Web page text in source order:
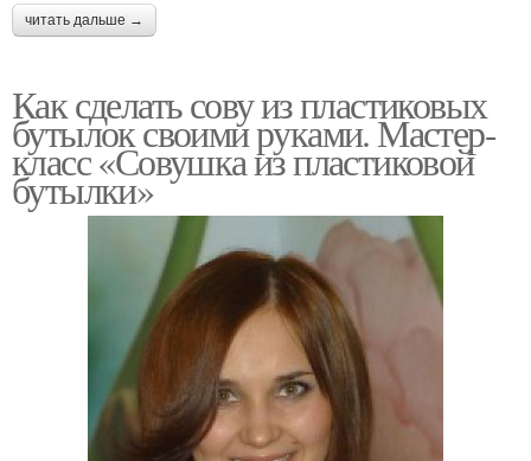
читать дальше →
Как сделать сову из пластиковых
бутылок своими руками. Мастер-
класс «Совушка из пластиковой
бутылки»